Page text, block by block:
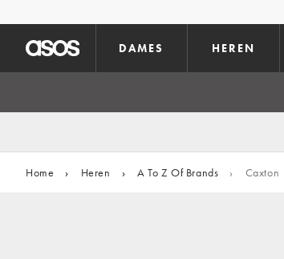
DAMES HEREN
Home › Heren › A To Z Of Brands › Caxton